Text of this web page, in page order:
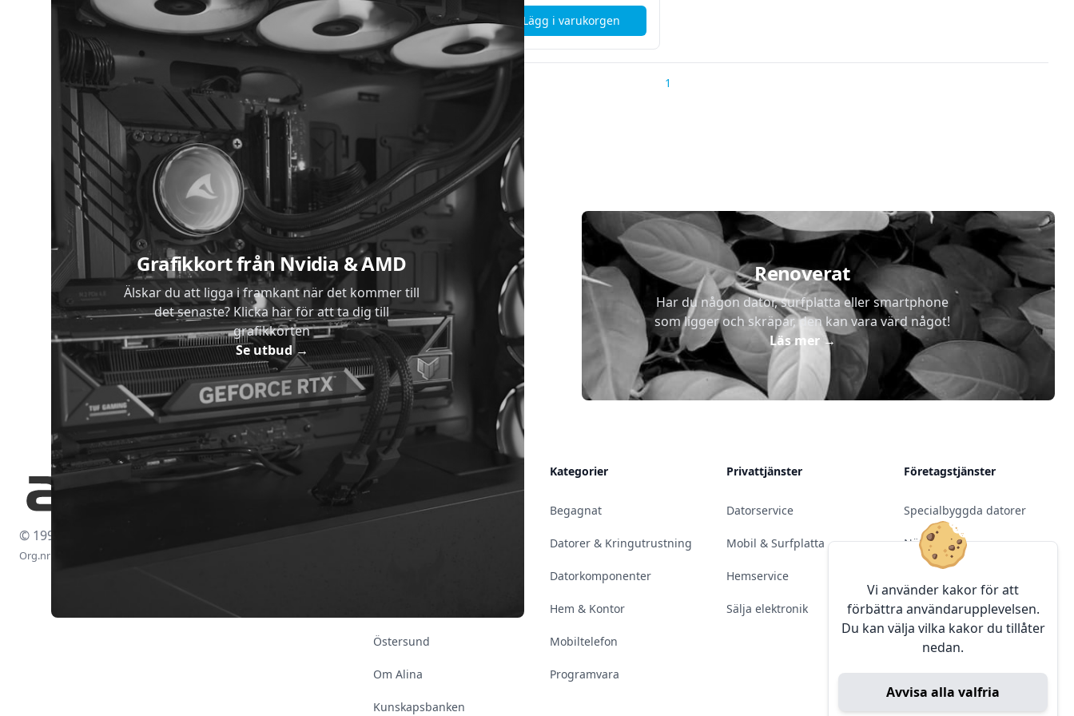
Lägg i varukorgen, Gamer God Nyx - Ryzen 7 9800X3D - RTX 5080 OC - 32GB DDR5 - 2TB SSD - Win 11 Home
Lägg i varukorgen, Gamer God Robban PG - Ryzen 5 7500F - RTX 5060 Ti - 16 GB DDR5 - 1 TB SSD - WIndows 11
1
Vi använder kakor för att
förbättra användarupplevelsen.
Du kan välja vilka kakor du tillåter
nedan.
Avvisa alla valfria
Grafikkort från Nvidia & AMD
Älskar du att ligga i framkant när det kommer till
det senaste? Klicka här för att ta dig till
grafikkorten
Se utbud→
Renoverat
Har du någon dator, surfplatta eller smartphone
som ligger och skräpar, den kan vara värd något!
Läs mer→
© 1997-2026
Org.nr: 556438-4260
Kontakt & Öppettider
Östersund
Om Alina
Kunskapsbanken
Kategorier
Begagnat
Datorer & Kringutrustning
Datorkomponenter
Hem & Kontor
Mobiltelefon
Programvara
Privattjänster
Datorservice
Mobil & Surfplatta
Hemservice
Sälja elektronik
Företagstjänster
Specialbyggda datorer
Nätverk
Programvara
Server & Backup
Konferens & Public Display